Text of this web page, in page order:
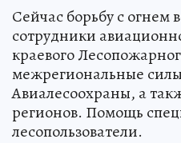
Сейчас борьбу с огнем
сотрудники
краевого
межрегиональные
Авиалесоохраны, а
регионов. Помощь
лесопользователи.